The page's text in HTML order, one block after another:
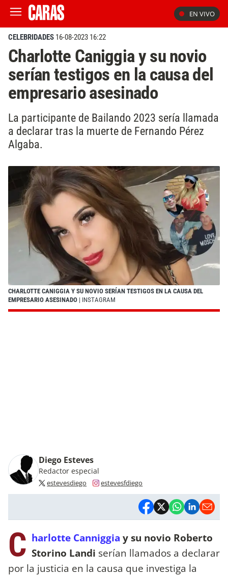
EN VIVO
CELEBRIDADES 16-08-2023 16:22
Charlotte Caniggia y su novio
serían testigos en la causa del
empresario asesinado
La participante de Bailando 2023 sería llamada
a declarar tras la muerte de Fernando Pérez
Algaba.
CHARLOTTE CANIGGIA Y SU NOVIO SERÍAN TESTIGOS EN LA CAUSA DEL
EMPRESARIO ASESINADO | INSTAGRAM
Diego Esteves
Redactor especial
estevesdiego estevesfdiego
C harlotte Canniggia y su novio Roberto
Storino Landi serían llamados a declarar
por la justicia en la causa que investiga la